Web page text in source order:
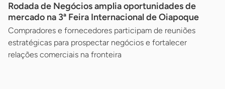
Rodada de Negócios amplia oportunidades de
mercado na 3ª Feira Internacional de Oiapoque
Compradores e fornecedores participam de reuniões
estratégicas para prospectar negócios e fortalecer
relações comerciais na fronteira